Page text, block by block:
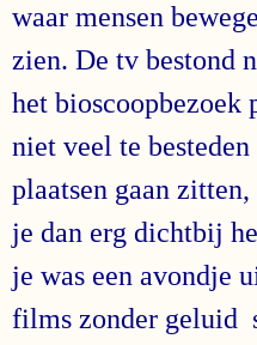
waar mensen
zien. De tv bestond
het bioscoopbezoek
niet veel te
plaatsen gaan
je dan erg dichtbij
je was een avondje
films zonder geluid